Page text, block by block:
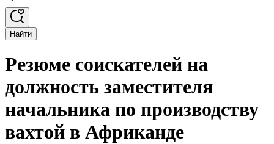
Найти
Резюме соискателей на
должность заместителя
начальника по производству
вахтой в Африканде